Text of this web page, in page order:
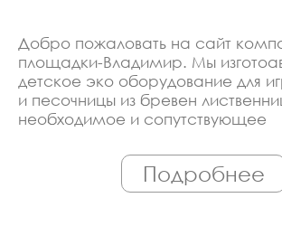
Добро пожаловать на сайт
площадки-Владимир. Мы
детское эко оборудование для
и песочницы из бревен
необходимое и сопутствующее
оборудована современными
работает только
персонал. Поэтому Вы всегда
Подробнее